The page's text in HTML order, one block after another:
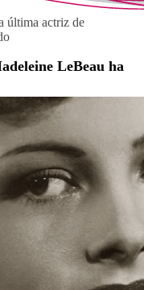
última actriz de
LeBeau ha